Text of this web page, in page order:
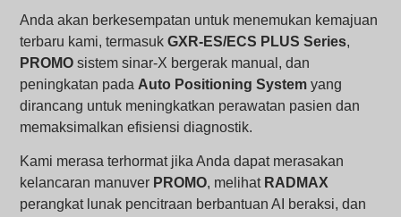
Anda akan berkesempatan untuk menemukan kemajuan
terbaru kami, termasukGXR-ES/ECS PLUS Series,
PROMO sistem sinar-X bergerak manual, dan
peningkatan pada Auto Positioning System yang
dirancang untuk meningkatkan perawatan pasien dan
memaksimalkan efisiensi diagnostik.
Kami merasa terhormat jika Anda dapat merasakan
kelancaran manuver PROMO, melihat RADMAX
perangkat lunak pencitraan berbantuan AI beraksi, dan